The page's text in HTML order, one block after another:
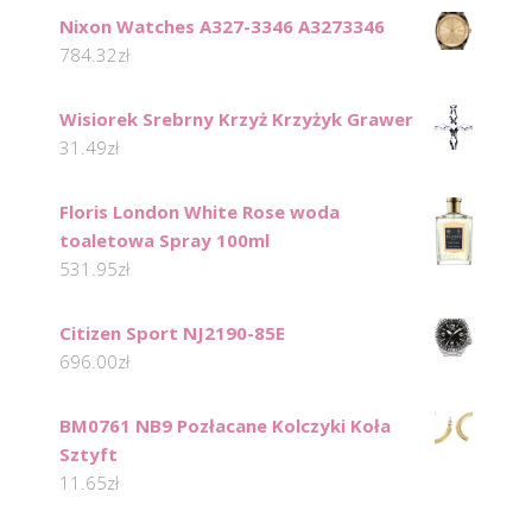
Nixon Watches A327-3346 A3273346
784.32zł
Wisiorek Srebrny Krzyż Krzyżyk Grawer
31.49zł
Floris London White Rose woda
toaletowa Spray 100ml
531.95zł
Citizen Sport NJ2190-85E
696.00zł
BM0761 NB9 Pozłacane Kolczyki Koła
Sztyft
11.65zł